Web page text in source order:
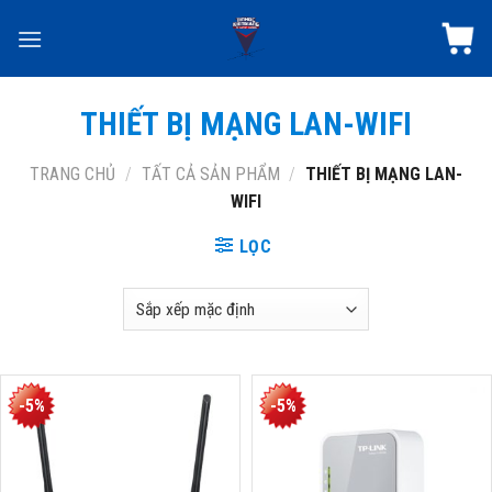
THIẾT BỊ MẠNG LAN-WIFI
TRANG CHỦ / TẤT CẢ SẢN PHẨM / THIẾT BỊ MẠNG LAN-
WIFI
LỌC
-5% -5%